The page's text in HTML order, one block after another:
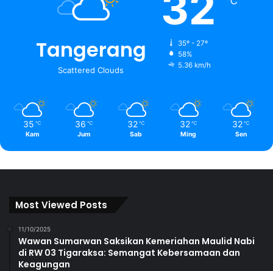
Tangerang
Scattered Clouds
35º - 27º
58%
5.36 km/h
35 ℃
Kam
36 ℃
Jum
32 ℃
Sab
32 ℃
Ming
32 ℃
Sen
Most Viewed Posts
11/10/2025
Wawan Sumarwan Saksikan Kemeriahan Maulid Nabi
di RW 03 Tigaraksa: Semangat Kebersamaan dan
Keagungan